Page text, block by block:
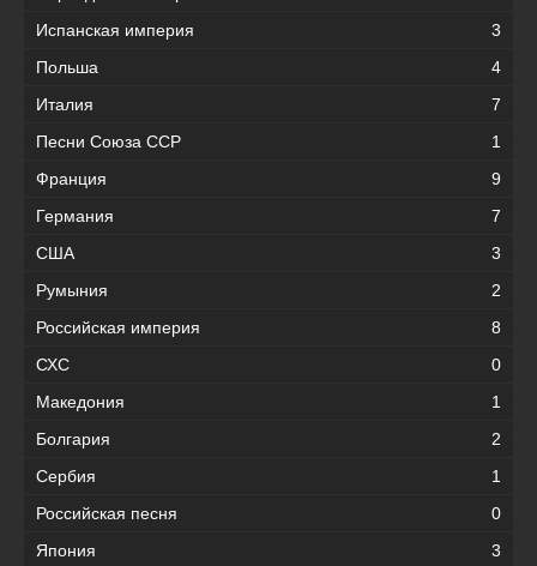
Испанская империя
3
Польша
4
Италия
7
Песни Союза ССР
1
Франция
9
Германия
7
США
3
Румыния
2
Российская империя
8
СХС
0
Македония
1
Болгария
2
Сербия
1
Российская песня
0
Япония
3